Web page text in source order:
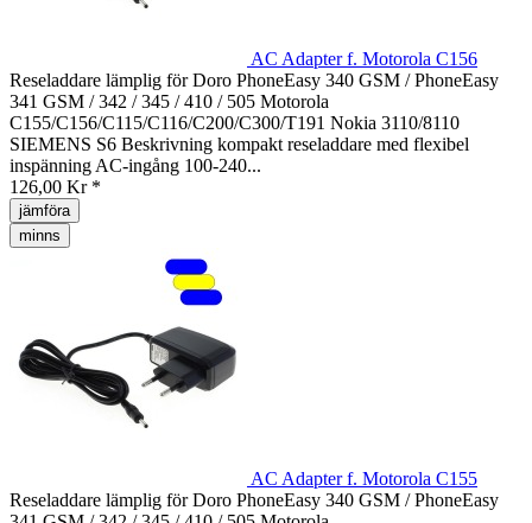
AC Adapter f. Motorola C156
Reseladdare lämplig för Doro PhoneEasy 340 GSM / PhoneEasy
341 GSM / 342 / 345 / 410 / 505 Motorola
C155/C156/C115/C116/C200/C300/T191 Nokia 3110/8110
SIEMENS S6 Beskrivning kompakt reseladdare med flexibel
inspänning AC-ingång 100-240...
126,00 Kr *
jämföra
minns
AC Adapter f. Motorola C155
Reseladdare lämplig för Doro PhoneEasy 340 GSM / PhoneEasy